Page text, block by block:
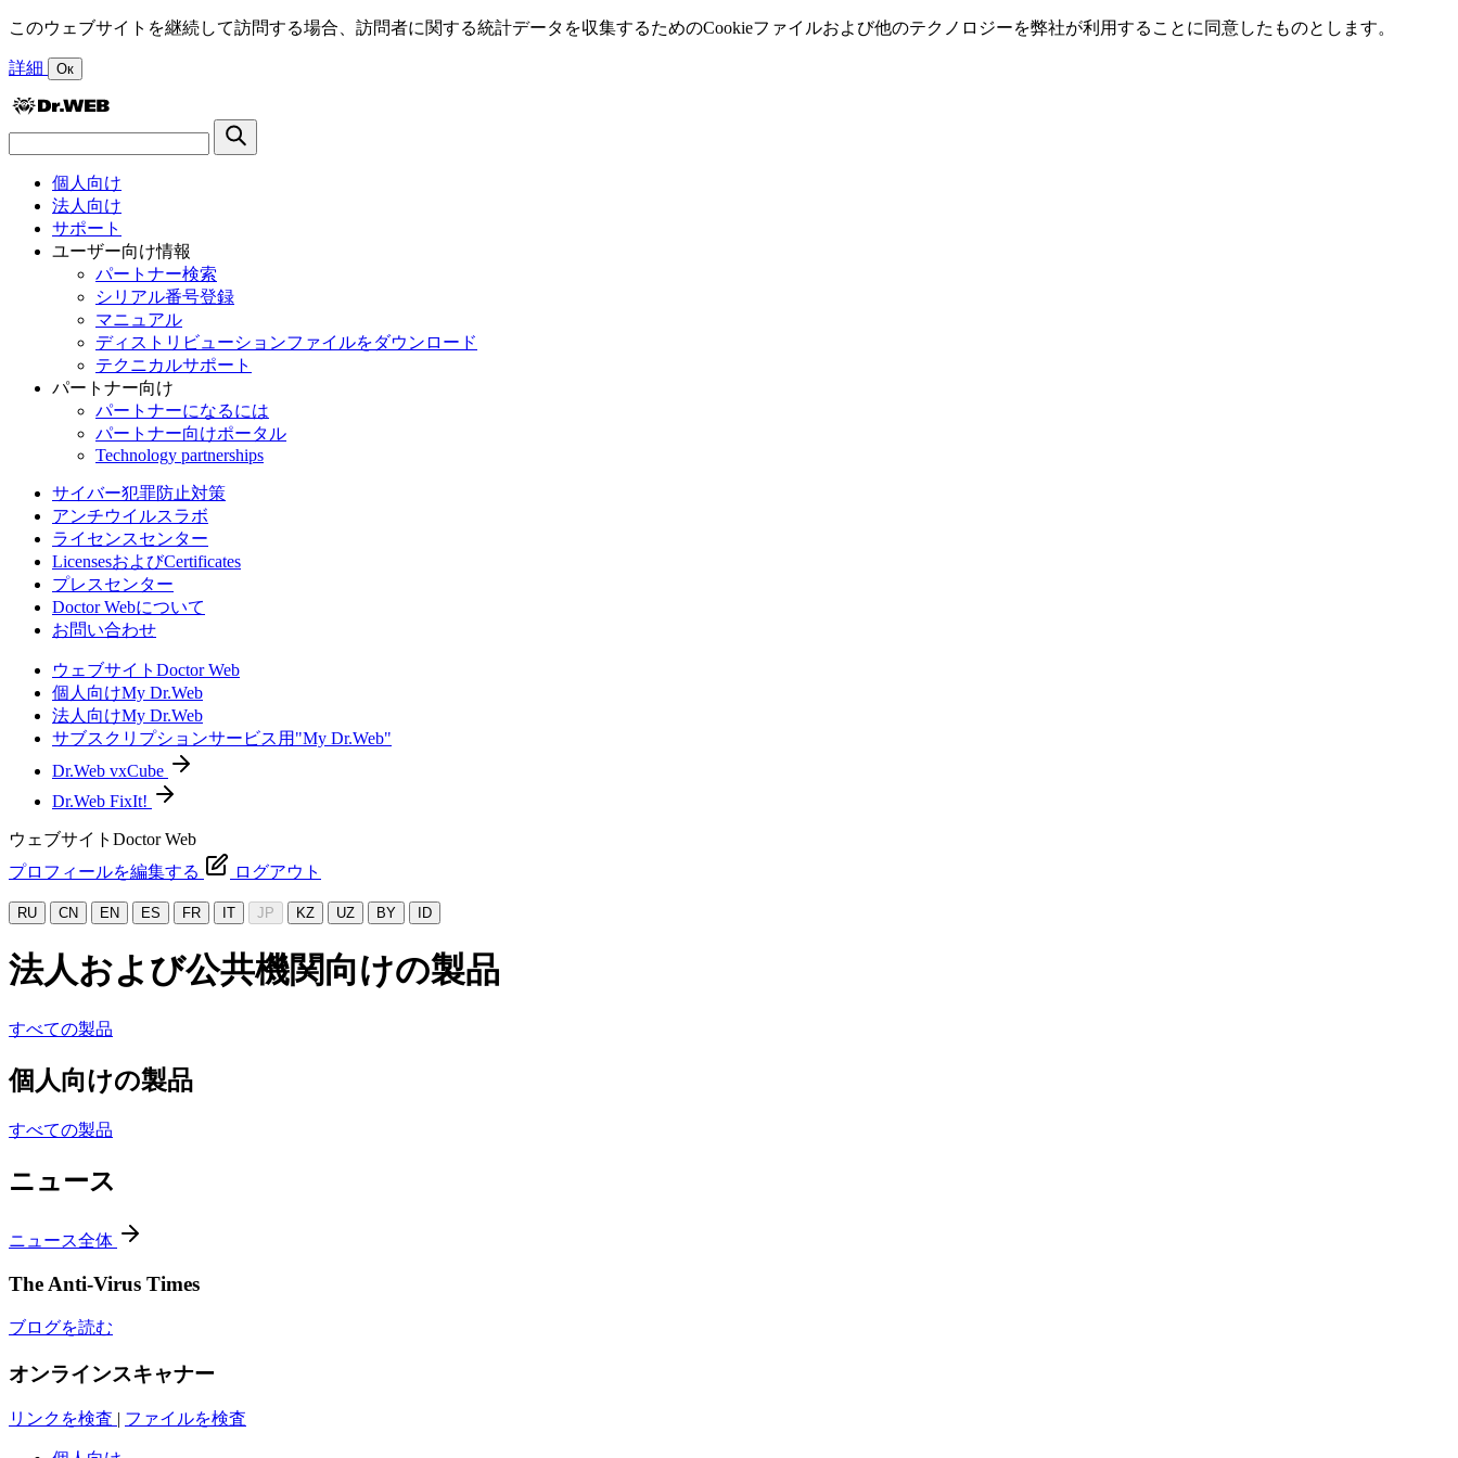
このウェブサイトを継続して訪問する場合、訪問者に関する統計データを収集するためのCookieファイルおよび他のテクノロジーを弊社が利用することに同意したものとします。
詳細 Ок
個人向け
法人向け
サポート
ユーザー向け情報
パートナー検索
シリアル番号登録
マニュアル
ディストリビューションファイルをダウンロード
テクニカルサポート
パートナー向け
パートナーになるには
パートナー向けポータル
Technology partnerships
サイバー犯罪防止対策
アンチウイルスラボ
ライセンスセンター
LicensesおよびCertificates
プレスセンター
Doctor Webについて
お問い合わせ
ウェブサイトDoctor Web
個人向けMy Dr.Web
法人向けMy Dr.Web
サブスクリプションサービス用"My Dr.Web"
Dr.Web vxCube
Dr.Web FixIt!
ウェブサイトDoctor Web
プロフィールを編集する
ログアウト
RU CN EN ES FR IT JP KZ UZ BY ID
法人および公共機関向けの製品
すべての製品
個人向けの製品
すべての製品
ニュース
ニュース全体
The Anti-Virus Times
ブログを読む
オンラインスキャナー
リンクを検査 | ファイルを検査